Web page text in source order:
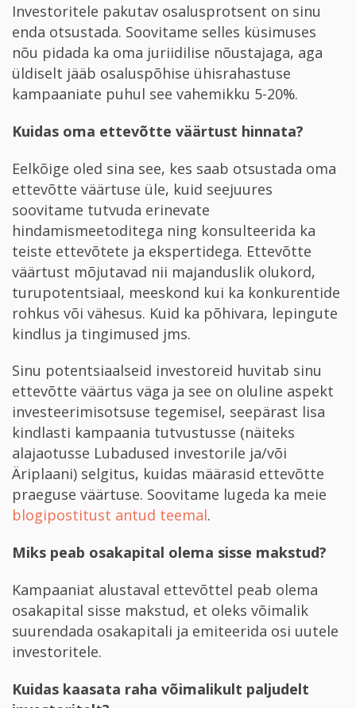
Investoritele pakutav osalusprotsent on sinu
enda otsustada. Soovitame selles küsimuses
nõu pidada ka oma juriidilise nõustajaga, aga
üldiselt jääb osaluspõhise ühisrahastuse
kampaaniate puhul see vahemikku 5-20%.
Kuidas oma ettevõtte väärtust hinnata?
Eelkõige oled sina see, kes saab otsustada oma
ettevõtte väärtuse üle, kuid seejuures
soovitame tutvuda erinevate
hindamismeetoditega ning konsulteerida ka
teiste ettevõtete ja ekspertidega. Ettevõtte
väärtust mõjutavad nii majanduslik olukord,
turupotentsiaal, meeskond kui ka konkurentide
rohkus või vähesus. Kuid ka põhivara, lepingute
kindlus ja tingimused jms.
Sinu potentsiaalseid investoreid huvitab sinu
ettevõtte väärtus väga ja see on oluline aspekt
investeerimisotsuse tegemisel, seepärast lisa
kindlasti kampaania tutvustusse (näiteks
alajaotusse Lubadused investorile ja/või
Äriplaani) selgitus, kuidas määrasid ettevõtte
praeguse väärtuse. Soovitame lugeda ka meie
blogipostitust antud teemal.
Miks peab osakapital olema sisse makstud?
Kampaaniat alustaval ettevõttel peab olema
osakapital sisse makstud, et oleks võimalik
suurendada osakapitali ja emiteerida osi uutele
investoritele.
Kuidas kaasata raha võimalikult paljudelt